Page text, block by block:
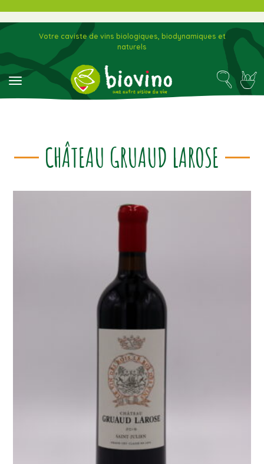
toggle navigation
Votre caviste de vins biologiques, biodynamiques et
naturels
CHÂTEAU GRUAUD LAROSE